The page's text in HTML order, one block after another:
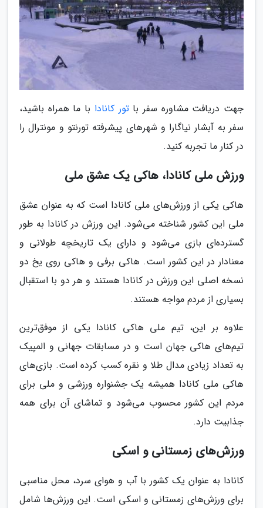
جهت دریافت مشاوره سفر باتور کانادا با ما همراه باشید،
سفر به آبشار نیاگارا و شهرهای پیشرفته تورنتو و مونترال را
در کنار ما تجربه کنید.
ورزش ملی کانادا، هاکی یک عشق ملی
هاکی یکی از ورزش‌های ملی کانادا است که به عنوان عشق
ملی این کشور شناخته می‌شود. این ورزش در کانادا به طور
گسترده‌ای بازی می‌شود و دارای یک تاریخچه طولانی و
معنادار در این کشور است. هاکی برفی و هاکی روی یخ دو
نسخه اصلی این ورزش در کانادا هستند و هر دو با استقبال
بسیاری از مردم مواجه هستند.
علاوه بر این، تیم ملی هاکی کانادا یکی از موفق‌ترین
تیم‌های هاکی جهان است و در مسابقات جهانی و المپیک
به تعداد زیادی مدال طلا و نقره کسب کرده است. بازی‌های
هاکی ملی کانادا همیشه یک جشنواره ورزشی و ملی برای
مردم این کشور محسوب می‌شود و تماشای آن برای همه
جذابیت دارد.
ورزش‌های زمستانی و اسکی
کانادا به عنوان یک کشور با آب و هوای سرد، محل مناسبی
برای ورزش‌های زمستانی و اسکی است. این ورزش‌ها شامل